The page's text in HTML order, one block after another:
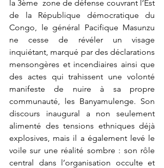
la 3ème  zone de défense couvrant l’Est
de la République démocratique du
Congo, le général Pacifique Masunzu
ne cesse de révéler un visage
inquiétant, marqué par des déclarations
mensongères et incendiaires ainsi que
des actes qui trahissent une volonté
manifeste de nuire à sa propre
communauté, les Banyamulenge. Son
discours inaugural a non seulement
alimenté des tensions ethniques déjà
explosives, mais il a également levé le
voile sur une réalité sombre : son rôle
central dans l’organisation occulte et